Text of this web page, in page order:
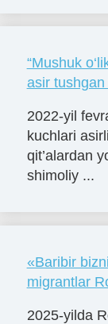
“Mushuk
asir tushgan
2022-yil
kuchlari
qit’alardan
shimoliy ...
«Baribir
migrantlar
2025-yilda